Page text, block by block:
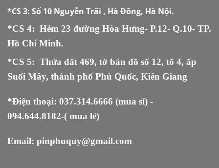
*CS 3: Số 10 Nguyễn Trãi , Hà Đông, Hà Nội.
*CS 4: Hẻm 23 đường Hòa Hưng- P.12- Q.10- TP.
Hồ Chí Minh.
*CS 5: Thửa đất 469, tờ bản đồ số 12, tổ 4, ấp
Suối Mây, thành phố Phú Quốc, Kiên Giang
*Điện thoại: 037.314.6666 (mua sỉ) -
094.644.8182-( mua lẻ)
Email: pinphuquy@gmail.com